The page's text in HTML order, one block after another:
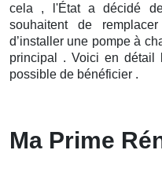
cela , l'État a décidé
souhaitent de
d’installer une pompe à
principal . Voici en détail
possible de bénéficier .
Ma Prime